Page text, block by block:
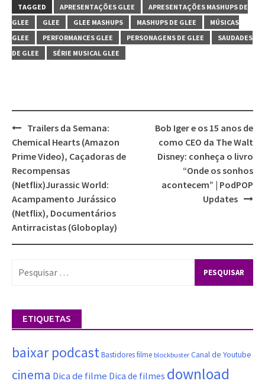
TAGGED
APRESENTAÇÕES GLEE
APRESENTAÇÕES MASHUPS DE
GLEE
GLEE GLEE MASHUPS MASHUPS DE GLEE
MÚSICAS
GLEE
PERFORMANCES GLEE PERSONAGENS DE GLEE
SAUDADES
DE GLEE
SÉRIE MUSICAL GLEE
Post
navigation
Trailers da Semana:
Chemical Hearts (Amazon
Prime Video), Caçadoras de
Recompensas
(Netflix)Jurassic World:
Acampamento Jurássico
(Netflix), Documentários
Antirracistas (Globoplay)
Bob Iger e os 15 anos de
como CEO da The Walt
Disney: conheça o livro
“Onde os sonhos
acontecem” | PodPOP
Updates
ETIQUETAS
baixar podcast Bastidores filme blockbuster Canal de Youtube
cinema Dica de filme Dica de filmes download